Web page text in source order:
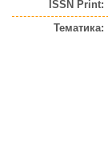
ISSN Print:
Тематика: